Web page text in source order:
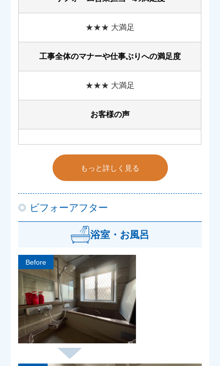
★★★ 大満足
工事全体のマナーや仕事ぶりへの満足度
★★★ 大満足
お客様の声
もっと詳しく見る
ビフォーアフター
浴室・お風呂
Before